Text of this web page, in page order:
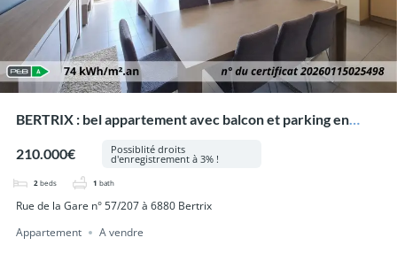
BERTRIX : bel appartement avec balcon et parking en
210.000€
Possiblité droits
d'enregistrement à 3% !
2 beds 1 bath
Rue de la Gare n° 57/207 à 6880 Bertrix
Appartement
A vendre